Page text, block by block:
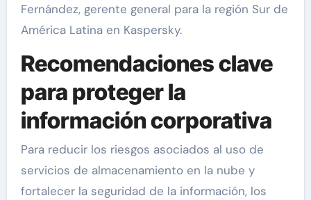
Fernández, gerente general para la región Sur de
América Latina en Kaspersky.
Recomendaciones clave
para proteger la
información corporativa
Para reducir los riesgos asociados al uso de
servicios de almacenamiento en la nube y
fortalecer la seguridad de la información, los